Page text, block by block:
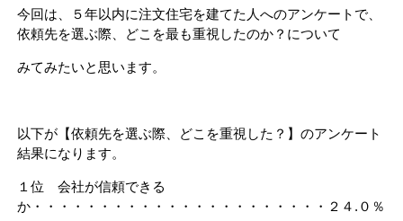
今回は、５年以内に注文住宅を建てた人へのアンケートで、
依頼先を選ぶ際、どこを最も重視したのか？について
みてみたいと思います。
以下が【依頼先を選ぶ際、どこを重視した？】のアンケート
結果になります。
１位 会社が信頼できる
か・・・・・・・・・・・・・・・・・・・・・・２４.０％